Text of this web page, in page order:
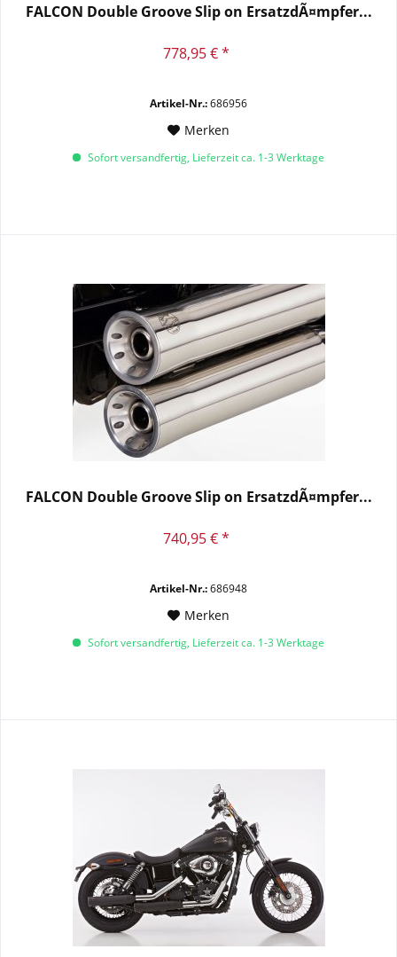
FALCON Double Groove Slip on ErsatzdÃ¤mpfer...
778,95 € *
Artikel-Nr.:686956
Merken
Sofort versandfertig, Lieferzeit ca. 1-3 Werktage
FALCON Double Groove Slip on ErsatzdÃ¤mpfer...
740,95 € *
Artikel-Nr.:686948
Merken
Sofort versandfertig, Lieferzeit ca. 1-3 Werktage